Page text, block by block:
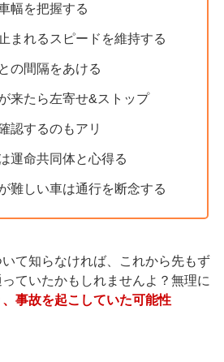
幅を把握する
まれるスピードを維持する
の間隔をあける
来たら左寄せ&ストップ
認するのもアリ
運命共同体と心得る
難しい車は通行を断念する
いて知らなければ、これから先もず
ていたかもしれませんよ？無理に
事故を起こしていた可能性